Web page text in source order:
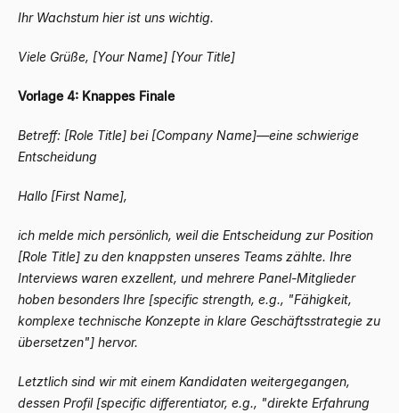
Ihr Wachstum hier ist uns wichtig.
Viele Grüße, [Your Name] [Your Title]
Vorlage 4: Knappes Finale
Betreff: [Role Title] bei [Company Name]—eine schwierige
Entscheidung
Hallo [First Name],
ich melde mich persönlich, weil die Entscheidung zur Position
[Role Title] zu den knappsten unseres Teams zählte. Ihre
Interviews waren exzellent, und mehrere Panel-Mitglieder
hoben besonders Ihre [specific strength, e.g., "Fähigkeit,
komplexe technische Konzepte in klare Geschäftsstrategie zu
übersetzen"] hervor.
Letztlich sind wir mit einem Kandidaten weitergegangen,
dessen Profil [specific differentiator, e.g., "direkte Erfahrung